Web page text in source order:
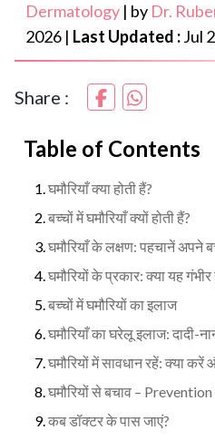
Dermatology | by Dr.
2026 | Last Updated :Jul
Share :
Table of Contents
घमौरियाँ क्या होती हैं?
बच्चों में घमौरियाँ क्यों होती हैं?
घमौरियाँ के लक्षण: पहचानें अपने
घमौरियों के प्रकार: क्या यह गंभीर
बच्चों में घमौरियों का इलाज
घमौरियाँ का घरेलू इलाज: दादी-
घमौरियों में सावधान रहें: क्या करें
घमौरियों से बचाव –
कब डॉक्टर के पास जाएं?